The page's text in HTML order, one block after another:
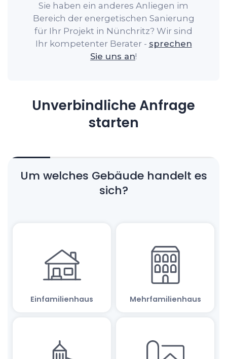
Sie haben ein anderes Anliegen im
Bereich der energetischen Sanierung
für Ihr Projekt in Nünchritz? Wir sind
Ihr kompetenter Berater - sprechen
Sie uns an!
Unverbindliche Anfrage
starten